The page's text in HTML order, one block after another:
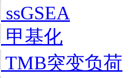
ssGSEA
甲基化
TMB突变负荷